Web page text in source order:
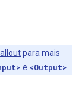
para mais
e <Output>